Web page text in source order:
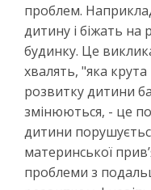
проблем.
дитину і біжать на
будинку. Це
хвалять, "яка
розвитку дитини
змінюються, - це
дитини
материнської
проблеми з